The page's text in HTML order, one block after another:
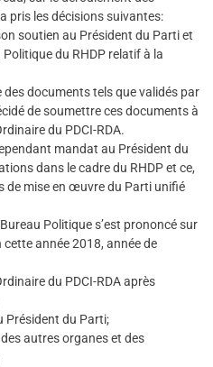
pris les décisions suivantes:
soutien au Président du Parti et
du RHDP relatif à la
documents tels que validés par
de soumettre ces documents à
du PDCI-RDA.
mandat au Président du
dans le cadre du RHDP et ce,
de mise en œuvre du Parti unifié
Politique s’est prononcé sur
année 2018, année de
du PDCI-RDA après
Président du Parti;
autres organes et des